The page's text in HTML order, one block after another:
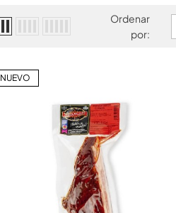
Ordenar
por:
NUEVO